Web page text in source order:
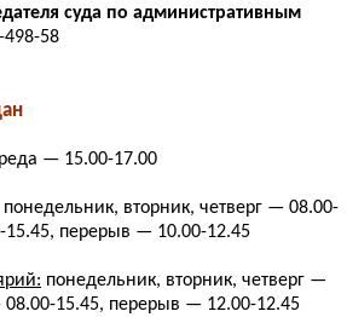
суда по административным
58
— 15.00-17.00
понедельник, вторник, четверг — 08.00-
перерыв — 10.00-12.45
понедельник, вторник, четверг —
15.45, перерыв — 12.00-12.45